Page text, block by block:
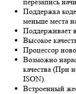
Поддержка
меньше места
Поддерживает
Высокое
Процессор
Возможно
качества (При
ISON).
Встроенный